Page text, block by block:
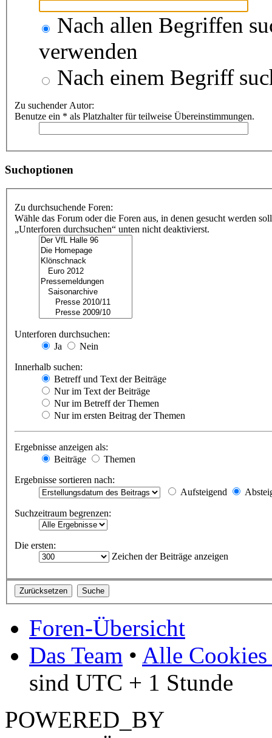
Nach allen Begriffen
verwenden
Nach einem Begriff
Zu suchender Autor:
Benutze ein * als Platzhalter für teilweise Übereinstimmungen.
Suchoptionen
Zu durchsuchende Foren:
Wähle das Forum oder die Foren aus, in denen gesucht werden
„Unterforen durchsuchen“ unten nicht deaktivierst.
Unterforen durchsuchen:
Ja
Nein
Innerhalb suchen:
Betreff und Text der Beiträge
Nur im Text der Beiträge
Nur im Betreff der Themen
Nur im ersten Beitrag der Themen
Ergebnisse anzeigen als:
Beiträge
Themen
Ergebnisse sortieren nach:
Aufsteigend
Suchzeitraum begrenzen:
Die ersten:
Zeichen der Beiträge anzeigen
Foren-Übersicht
Das Team • Alle Cookies
sind UTC + 1 Stunde
POWERED_BY